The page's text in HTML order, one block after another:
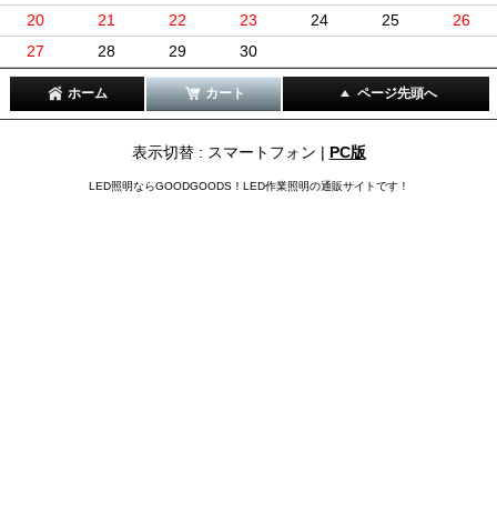
20
21 22 23 24 25
26
27
28 29 30
ホーム カート ページ先頭へ
表示切替 : スマートフォン | PC版
LED照明ならGOODGOODS！LED作業照明の通販サイトです！